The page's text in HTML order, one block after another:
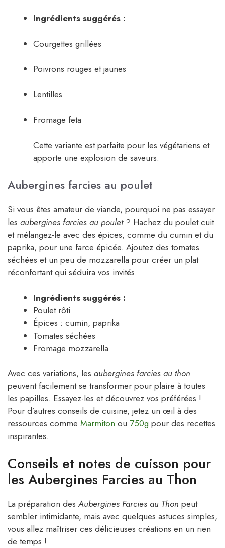
Ingrédients suggérés :
Courgettes grillées
Poivrons rouges et jaunes
Lentilles
Fromage feta
Cette variante est parfaite pour les végétariens et
apporte une explosion de saveurs.
Aubergines farcies au poulet
Si vous êtes amateur de viande, pourquoi ne pas essayer
les aubergines farcies au poulet? Hachez du poulet cuit
et mélangez-le avec des épices, comme du cumin et du
paprika, pour une farce épicée. Ajoutez des tomates
séchées et un peu de mozzarella pour créer un plat
réconfortant qui séduira vos invités.
Ingrédients suggérés :
Poulet rôti
Épices : cumin, paprika
Tomates séchées
Fromage mozzarella
Avec ces variations, les aubergines farcies au thon
peuvent facilement se transformer pour plaire à toutes
les papilles. Essayez-les et découvrez vos préférées !
Pour d’autres conseils de cuisine, jetez un œil à des
ressources comme Marmiton ou 750g pour des recettes
inspirantes.
Conseils et notes de cuisson pour
les Aubergines Farcies au Thon
La préparation desAubergines Farcies au Thon peut
sembler intimidante, mais avec quelques astuces simples,
vous allez maîtriser ces délicieuses créations en un rien
de temps !